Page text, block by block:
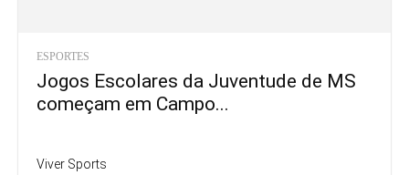
ESPORTES
Jogos Escolares da Juventude de MS
começam em Campo...
Viver Sports